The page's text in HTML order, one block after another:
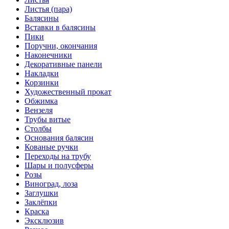
Листья (пара)
Балясины
Вставки в балясины
Пики
Поручни, окончания
Наконечники
Декоративные панели
Накладки
Корзинки
Художественный прокат
Обжимка
Вензеля
Трубы витые
Столбы
Основания балясин
Кованые ручки
Переходы на трубу
Шары и полусферы
Розы
Виноград, лоза
Заглушки
Заклёпки
Краска
Эксклюзив